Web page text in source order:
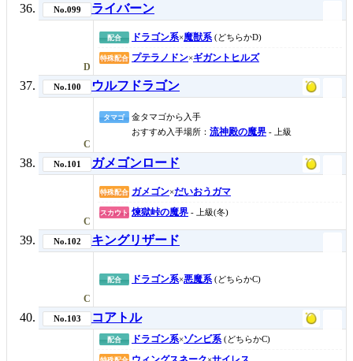
No.099 ライバーン
D
配合 ドラゴン系×魔獣系 (どちらかD)
特殊配合 プテラノドン×ギガントヒルズ
No.100 ウルフドラゴン
C
タマゴ
金タマゴから入手
おすすめ入手場所： 流神殿の魔界 - 上級
No.101 ガメゴンロード
C
特殊配合 ガメゴン×だいおうガマ
スカウト 煉獄峠の魔界 - 上級(冬)
No.102 キングリザード
C
配合 ドラゴン系×悪魔系 (どちらかC)
No.103 コアトル
配合 ドラゴン系×ゾンビ系 (どちらかC)